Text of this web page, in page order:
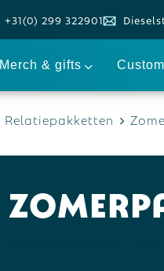
+31(0) 299 322901
Merch & gifts
Relatiepakketten